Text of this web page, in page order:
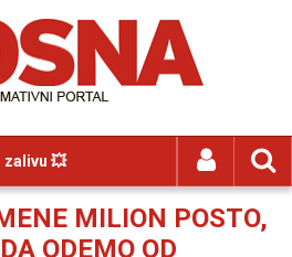
zalivu 💥
MILION POSTO,
ODEMO OD